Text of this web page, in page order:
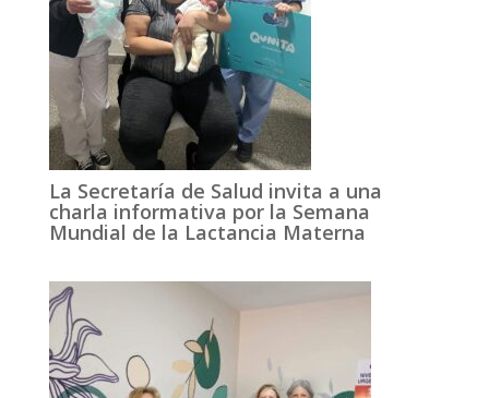
La Secretaría de Salud invita a una
charla informativa por la Semana
Mundial de la Lactancia Materna